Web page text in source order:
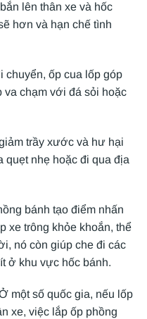
lên thân xe và hốc
hơn và hạn chế tình
chuyển, ốp cua lốp góp
va chạm với đá sỏi hoặc
trầy xước và hư hại
quẹt nhẹ hoặc đi qua địa
bánh tạo điểm nhấn
xe trông khỏe khoắn, thể
nó còn giúp che đi các
ở khu vực hốc bánh.
một số quốc gia, nếu lốp
xe, việc lắp ốp phồng